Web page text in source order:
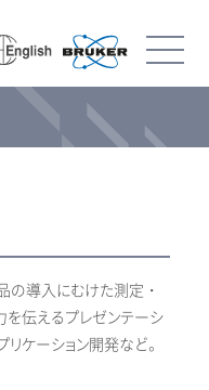
の導入にむけた測定・
伝えるプレゼンテーシ
ケーション開発など。